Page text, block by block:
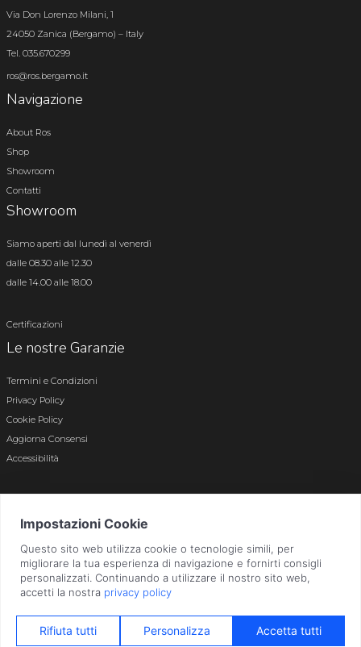
Via Don Lorenzo Milani, 1
24050 Zanica (Bergamo) – Italy
Tel. 035.670299
ros@ros.bergamo.it
Navigazione
About Ros
Shop
Showroom
Contatti
Showroom
Siamo aperti dal lunedì al venerdì
dalle 08.30 alle 12.30
dalle 14.00 alle 18.00
Certificazioni
Le nostre Garanzie
Termini e Condizioni
Privacy Policy
Cookie Policy
Aggiorna Consensi
Accessibilità
Bergamo n. 01496180165 · Capitale Sociale i.v. € 800.000,00